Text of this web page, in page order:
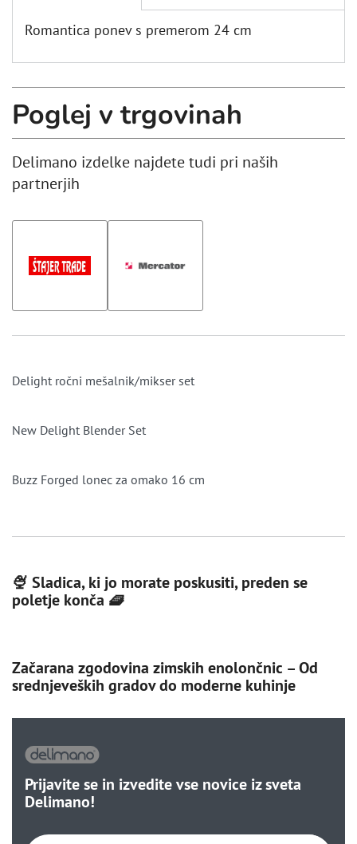
Romantica ponev s premerom 24 cm
Poglej v trgovinah
Delimano izdelke najdete tudi pri naših
partnerjih
Delight ročni mešalnik/mikser set
New Delight Blender Set
Buzz Forged lonec za omako 16 cm
🍨 Sladica, ki jo morate poskusiti, preden se
poletje konča 🧇
Začarana zgodovina zimskih enolončnic – Od
srednjeveških gradov do moderne kuhinje
Prijavite se in izvedite vse novice iz sveta
Delimano!